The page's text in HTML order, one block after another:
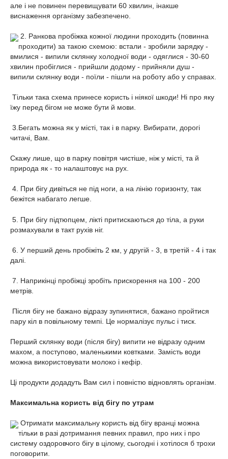
але і не повинен перевищувати 60 хвилин, інакше
виснаження організму забезпечено.
2. Ранкова пробіжка кожної людини проходить (повинна
проходити) за такою схемою: встали - зробили зарядку -
вмилися - випили склянку холодної води - одяглися - 30-60
хвилин пробіглися - прийшли додому - прийняли душ -
випили склянку води - поїли - пішли на роботу або у справах.
Тільки така схема принесе користь і ніякої шкоди! Ні про яку
їжу перед бігом не може бути й мови.
3.Бегать можна як у місті, так і в парку. Вибирати, дорогі
читачі, Вам.
Скажу лише, що в парку повітря чистіше, ніж у місті, та й
природа як - то налаштовує на рух.
4. При бігу дивіться не під ноги, а на лінію горизонту, так
бежітся набагато легше.
5. При бігу підтюпцем, лікті притискаються до тіла, а руки
розмахували в такт рухів ніг.
6. У перший день пробіжіть 2 км, у другій - 3, в третій - 4 і так
далі.
7. Наприкінці пробіжці зробіть прискорення на 100 - 200
метрів.
Після бігу не бажано відразу зупинятися, бажано пройтися
пару кіл в повільному темпі. Це нормалізує пульс і тиск.
Перший склянку води (після бігу) випити не відразу одним
махом, а поступово, маленькими ковтками. Замість води
можна використовувати молоко і кефір.
Ці продукти додадуть Вам сил і повністю відновлять організм.
Максимальна користь від бігу по утрам
Отримати максимальну користь від бігу вранці можна
тільки в разі дотримання певних правил, про них і про
систему оздоровчого бігу в цілому, сьогодні і хотілося б трохи
поговорити.